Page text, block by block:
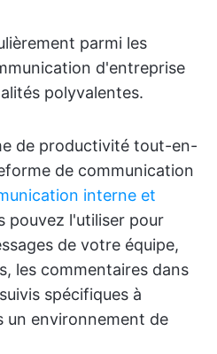
parmi les
d'entreprise
polyvalentes.
de productivité tout-en-
de communication
interne et
pouvez l'utiliser pour
de votre équipe,
les commentaires dans
spécifiques à
un environnement de